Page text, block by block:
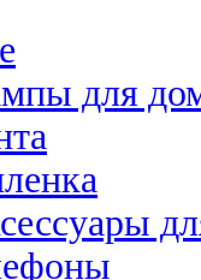
для